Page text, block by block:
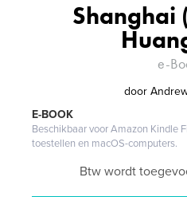
Shanghai
e-
door
E-BOOK
Beschikbaar voor Amazon Kindle
toestellen en macOS-computers.
Btw wordt